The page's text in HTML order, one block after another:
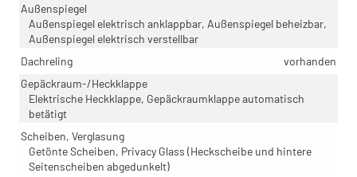
Außenspiegel
Außenspiegel elektrisch anklappbar, Außenspiegel beheizbar,
Außenspiegel elektrisch verstellbar
Dachreling
vorhanden
Gepäckraum-/Heckklappe
Elektrische Heckklappe, Gepäckraumklappe automatisch
betätigt
Scheiben, Verglasung
Getönte Scheiben, Privacy Glass (Heckscheibe und hintere
Seitenscheiben abgedunkelt)